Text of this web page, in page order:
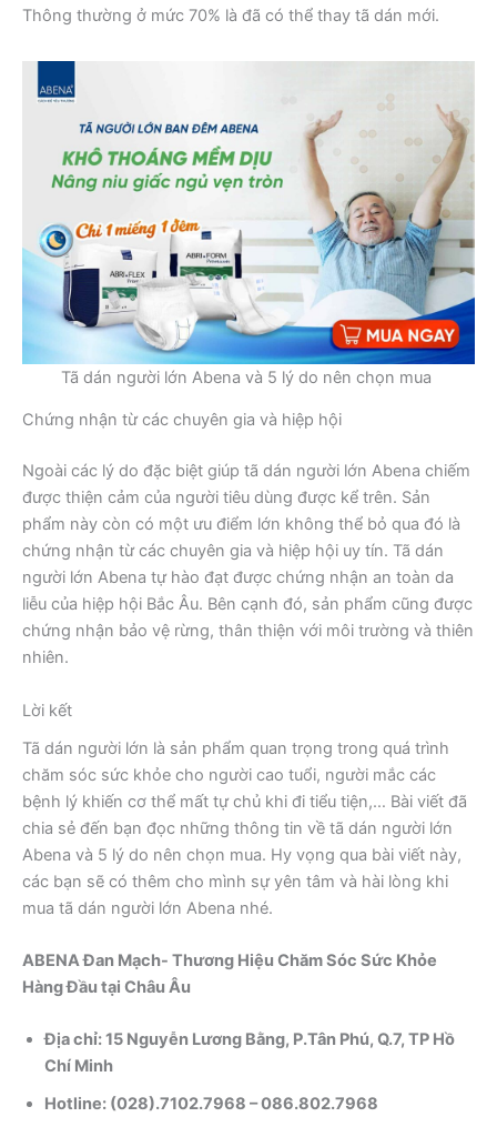
Thông thường ở mức 70% là đã có thể thay tã dán mới.
Tã dán người lớn Abena và 5 lý do nên chọn mua
Chứng nhận từ các chuyên gia và hiệp hội
Ngoài các lý do đặc biệt giúp tã dán người lớn Abena chiếm
được thiện cảm của người tiêu dùng được kể trên. Sản
phẩm này còn có một ưu điểm lớn không thể bỏ qua đó là
chứng nhận từ các chuyên gia và hiệp hội uy tín. Tã dán
người lớn Abena tự hào đạt được chứng nhận an toàn da
liễu của hiệp hội Bắc Âu. Bên cạnh đó, sản phẩm cũng được
chứng nhận bảo vệ rừng, thân thiện với môi trường và thiên
nhiên.
Lời kết
Tã dán người lớn là sản phẩm quan trọng trong quá trình
chăm sóc sức khỏe cho người cao tuổi, người mắc các
bệnh lý khiến cơ thể mất tự chủ khi đi tiểu tiện,… Bài viết đã
chia sẻ đến bạn đọc những thông tin về tã dán người lớn
Abena và 5 lý do nên chọn mua. Hy vọng qua bài viết này,
các bạn sẽ có thêm cho mình sự yên tâm và hài lòng khi
mua tã dán người lớn Abena nhé.
ABENA Đan Mạch- Thương Hiệu Chăm Sóc Sức Khỏe
Hàng Đầu tại Châu Âu ​
Địa chỉ: 15 Nguyễn Lương Bằng, P.Tân Phú, Q.7, TP Hồ
Chí Minh ​
Hotline: (028).7102.7968 – 086.802.7968 ​